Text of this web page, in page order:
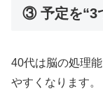
③ 予定を“3
40代は脳の処理
やすくなります。